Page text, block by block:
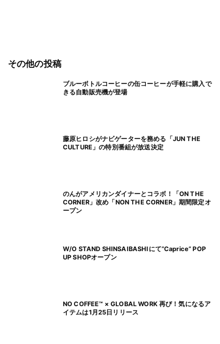
その他の投稿
ブルーボトルコーヒーの缶コーヒーが手軽に購入で
きる自動販売機が登場
藤原ヒロシがナビゲーターを務める「JUN THE
CULTURE」の特別番組が放送決定
のんがアメリカンダイナーとコラボ！「ON THE
CORNER」改め「NON THE CORNER」期間限定オ
ープン
W/O STAND SHINSAIBASHIにて”Caprice” POP
UP SHOPオープン
NO COFFEE™ × GLOBAL WORK 再び！気になるア
イテムは1月25日リリース